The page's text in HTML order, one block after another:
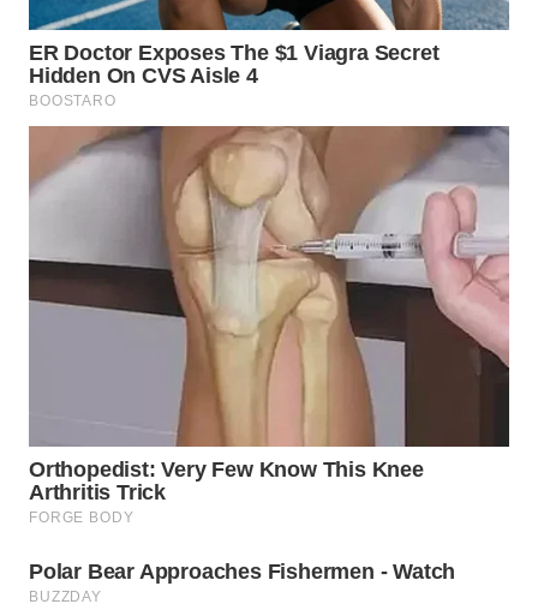
WN
LANGKAT
TAPANULI
SELATAN
TANJUNG
LESUNG
SIMALUNGUN
WN